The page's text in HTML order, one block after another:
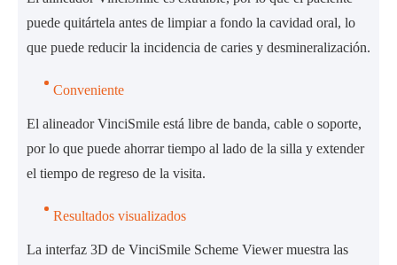
puede quitártela antes de limpiar a fondo la cavidad oral, lo
que puede reducir la incidencia de caries y desmineralización.
Conveniente
El alineador VinciSmile está libre de banda, cable o soporte,
por lo que puede ahorrar tiempo al lado de la silla y extender
el tiempo de regreso de la visita.
Resultados visualizados
La interfaz 3D de VinciSmile Scheme Viewer muestra las